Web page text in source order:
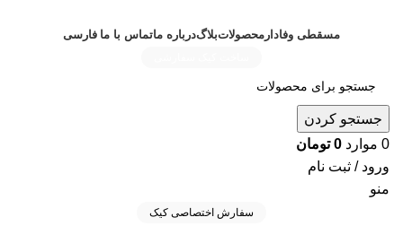
مسقطی وفادار محصولاتبلاگدرباره ماتماس با ما فارسی
جستجو کردن
0 موارد 0 تومان
ورود / ثبت نام
منو
سفارش اختصاصی کیک